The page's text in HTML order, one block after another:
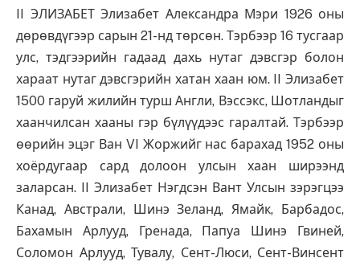
II ЭЛИЗАБЕТ Элизабет Александра Мэри 1926 оны
дөрөвдүгээр сарын 21-нд төрсөн. Тэрбээр 16 тусгаар
улс, тэдгээрийн гадаад дахь нутаг дэвсгэр болон
хараат нутаг дэвсгэрийн хатан хаан юм. II Элизабет
1500 гаруй жилийн турш Англи, Вэссэкс, Шотландыг
хаанчилсан хааны гэр бүлүүдээс гаралтай. Тэрбээр
өөрийн эцэг Ван VI Жоржийг нас барахад 1952 оны
хоёрдугаар сард долоон улсын хаан ширээнд
заларсан. II Элизабет Нэгдсэн Вант Улсын зэрэгцээ
Канад, Австрали, Шинэ Зеланд, Ямайк, Барбадос,
Бахамын Арлууд, Гренада, Папуа Шинэ Гвиней,
Соломон Арлууд, Тувалу, Сент-Люси, Сент-Винсент